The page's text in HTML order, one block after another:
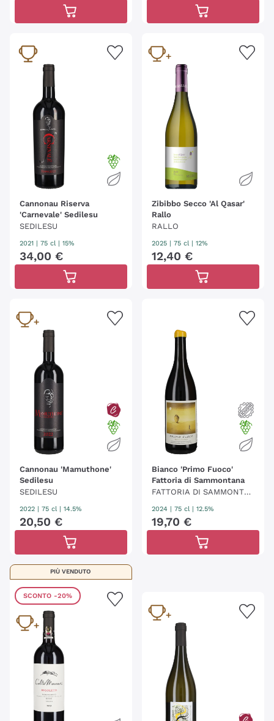
Cannonau Riserva
'Carnevale' Sedilesu
SEDILESU
2021 | 75 cl | 15%
34,00 €
Zibibbo Secco 'Al Qasar'
Rallo
RALLO
2025 | 75 cl | 12%
12,40 €
Cannonau 'Mamuthone'
Sedilesu
SEDILESU
2022 | 75 cl | 14.5%
20,50 €
Bianco 'Primo Fuoco'
Fattoria di Sammontana
FATTORIA DI SAMMONTA
2024 | 75 cl | 12.5%
19,70 €
PIÙ VENDUTO
SCONTO -20%